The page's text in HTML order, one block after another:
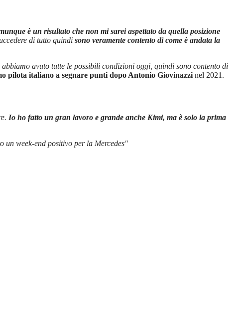
è un risultato che non mi sarei aspettato da quella posizione
di tutto quindi sono veramente contento di come è andata la
avuto tutte le possibili condizioni oggi, quindi sono contento di
pilota italiano a segnare punti dopo Antonio Giovinazzi nel 2021.
Io ho fatto un gran lavoro e grande anche Kimi, ma è solo la prima
un week-end positivo per la Mercedes"